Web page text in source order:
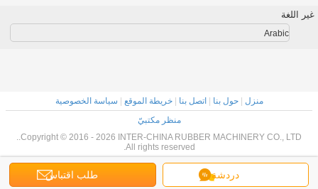
دردشة طلب اقتباس
غير اللغة
Arabic
منزل |حول بنا اتصل بنا |خريطة الموقع
سياسة الخصوصية
منظر مكتبيّ
Copyright © 2016 - 2026 INTER-CHINA RUBBER MACHINERY CO., LTD..
All rights reserved.